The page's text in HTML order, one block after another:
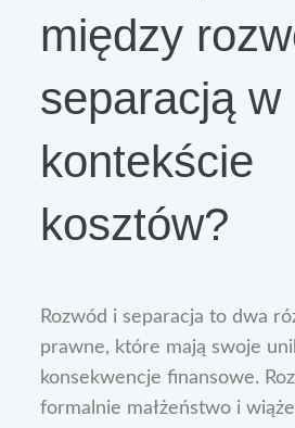
między
separacją w
kontekście
kosztów?
Rozwód i separacja to dwa
prawne, które mają swoje
konsekwencje finansowe.
formalnie małżeństwo i